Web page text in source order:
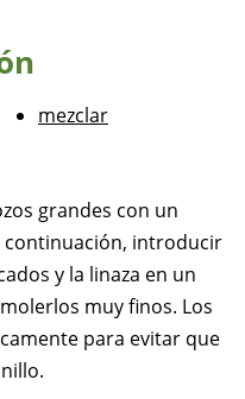
mezclar
grandes con un
continuación, introducir
y la linaza en un
muy finos. Los
para evitar que